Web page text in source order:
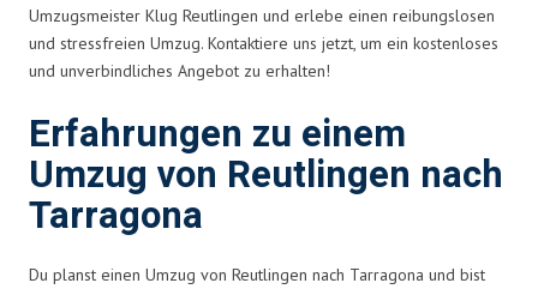
Umzugsmeister Klug Reutlingen und erlebe einen reibungslosen
und stressfreien Umzug. Kontaktiere uns jetzt, um ein kostenloses
und unverbindliches Angebot zu erhalten!
Erfahrungen zu einem
Umzug von Reutlingen nach
Tarragona
Du planst einen Umzug von Reutlingen nach Tarragona und bist